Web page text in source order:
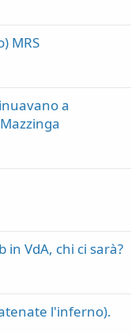
MRS
a
VdA, chi ci sarà?
l'inferno).